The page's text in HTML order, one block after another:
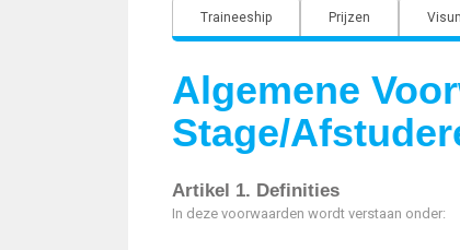
Traineeship Prijzen
Algemene
Stage/
Artikel 1. Definities
In deze voorwaarden wordt verstaan onder: